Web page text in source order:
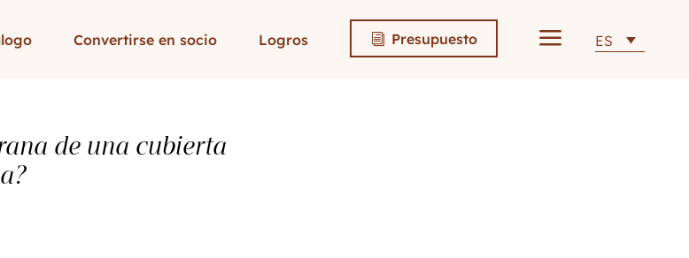
Convertirse en socio Logros i Presupuesto a ES
de una cubierta